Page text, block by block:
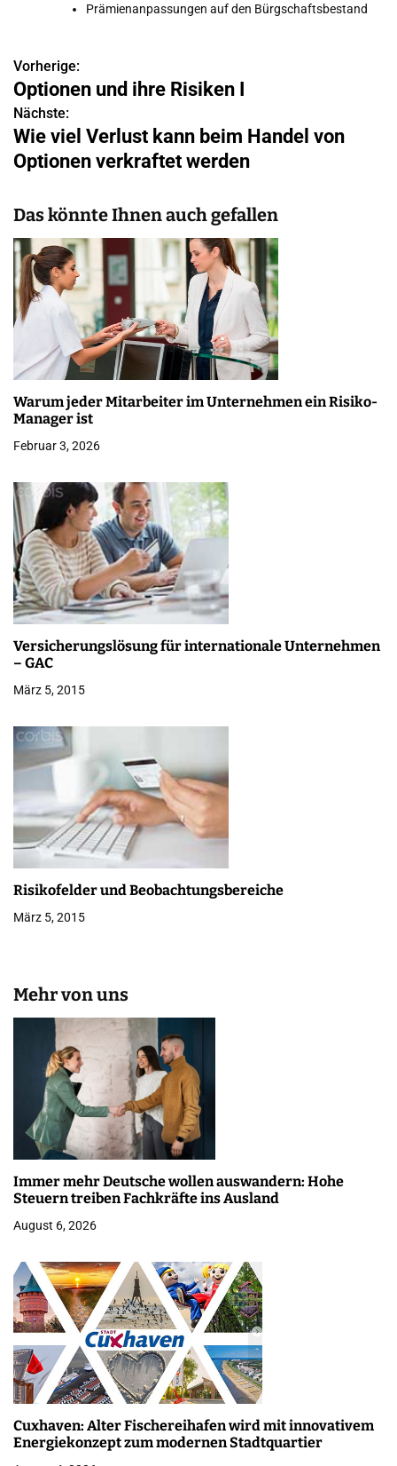
Prämienanpassungen auf den Bürgschaftsbestand
B
e
i
t
r
a
g
s
a
v
i
g
a
t
i
o
n
Vorherige:
Optionen und ihre Risiken I
Nächste:
Wie viel Verlust kann beim Handel von
Optionen verkraftet werden
Das könnte Ihnen auch gefallen
Warum jeder Mitarbeiter im Unternehmen ein Risiko-
Manager ist
Februar 3, 2026
Versicherungslösung für internationale Unternehmen
– GAC
März 5, 2015
Risikofelder und Beobachtungsbereiche
März 5, 2015
Mehr von uns
Immer mehr Deutsche wollen auswandern: Hohe
Steuern treiben Fachkräfte ins Ausland
August 6, 2026
Cuxhaven: Alter Fischereihafen wird mit innovativem
Energiekonzept zum modernen Stadtquartier